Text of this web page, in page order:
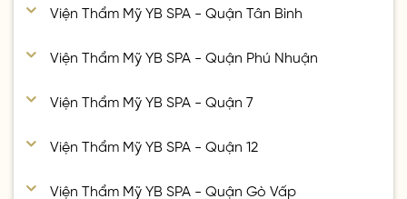
Viện Thẩm Mỹ YB SPA - Quận Tân Bình
Viện Thẩm Mỹ YB SPA - Quận Phú Nhuận
Viện Thẩm Mỹ YB SPA - Quận 7
Viện Thẩm Mỹ YB SPA - Quận 12
Viện Thẩm Mỹ YB SPA - Quận Gò Vấp